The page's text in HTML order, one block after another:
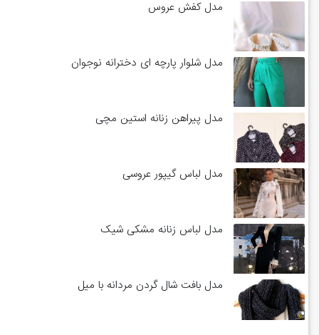
مدل کفش عروس
مدل شلوار پارچه ای دخترانه نوجوان
مدل پیراهن زنانه استین مچی
مدل لباس گیپور عروسی
مدل لباس زنانه مشکی شیک
مدل بافت شال گردن مردانه با میل